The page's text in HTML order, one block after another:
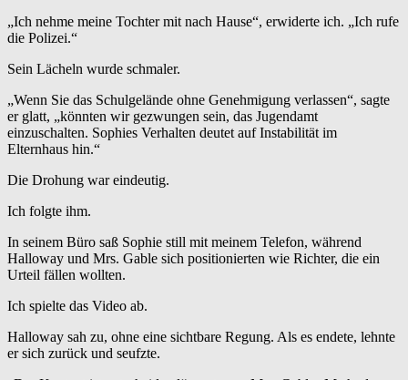
„Ich nehme meine Tochter mit nach Hause“, erwiderte ich. „Ich rufe
die Polizei.“
Sein Lächeln wurde schmaler.
„Wenn Sie das Schulgelände ohne Genehmigung verlassen“, sagte
er glatt, „könnten wir gezwungen sein, das Jugendamt
einzuschalten. Sophies Verhalten deutet auf Instabilität im
Elternhaus hin.“
Die Drohung war eindeutig.
Ich folgte ihm.
In seinem Büro saß Sophie still mit meinem Telefon, während
Halloway und Mrs. Gable sich positionierten wie Richter, die ein
Urteil fällen wollten.
Ich spielte das Video ab.
Halloway sah zu, ohne eine sichtbare Regung. Als es endete, lehnte
er sich zurück und seufzte.